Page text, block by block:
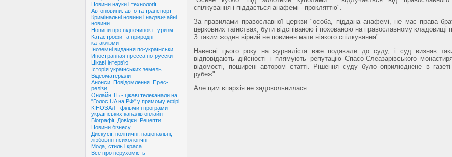
Новини науки і технології
Автоновини: авто та транспорт
Кримінальні новини і надзвичайні
новини
Новини про відпочинок і туризм
Катастрофи та природні
катаклізми
Іноземні видання по-українськи
Иностранная пресса по-русски
Цікаві інтерв'ю
Історія українських земель
Відеоматеріали
Анонси. Повідомлення. Прес-
релізи
Онлайн ТБ - цікаві телеканали на
"Голос UA на РФ" у прямому ефірі
КІНОЗАЛ - фільми і програми
українських каналів онлайн
Біографії. Довідки. Рецепти
Новини бізнесу
Дискусії: політичні, національні,
любовні і психологічні
Мода, стиль і краса
Все про нерухомість
спілкування і піддається анафемі - прокляттю".
За правилами православної церкви "особа, піддана анафемі, не має права
церковних таїнствах, бути відспіваною і похованою на православному кладовищі
З таким жоден вірний не повинен мати ніякого спілкування".
Навесні цього року на журналіста вже подавали до суду, і суд визнав
відповідають дійсності і плямують репутацію Спасо-Єлеазарівського
відомості, поширені автором статті. Рішення суду було оприлюднене в
рубеж".
Але цим єпархія не задовольнилася.